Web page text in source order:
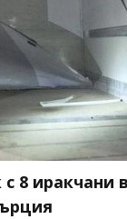
с 8 иракчани